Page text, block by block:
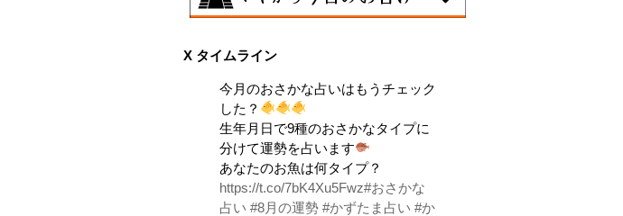
曖昧な気持ちで人と付き合うことはタブー
とされる日。出会いは貴重な共有の時間。
行動はあなたの大切な時間です。
X タイムライン
今月のおさかな占いはもうチェック
した？
生年月日で9種のおさかなタイプに
分けて運勢を占います
あなたのお魚は何タイプ？
https://t.co/7bK4Xu5Fwz#おさかな
占い #8月の運勢 #かずたま占い #か